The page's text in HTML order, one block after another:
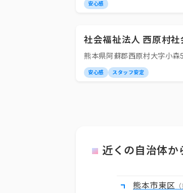
安心感
社会福祉法人 西原村
熊本県阿蘇郡西原村大字小
安心感 スタッフ安定
近くの自治体か
熊本市東区